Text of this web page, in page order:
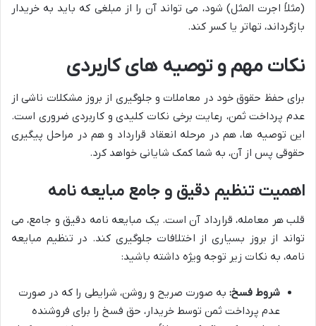
(مثلاً اجرت المثل) شود، می تواند آن را از مبلغی که باید به خریدار
بازگرداند، تهاتر یا کسر کند.
نکات مهم و توصیه های کاربردی
برای حفظ حقوق خود در معاملات و جلوگیری از بروز مشکلات ناشی از
عدم پرداخت ثمن، رعایت برخی نکات کلیدی و کاربردی ضروری است.
این توصیه ها، هم در مرحله انعقاد قرارداد و هم در مراحل پیگیری
حقوقی پس از آن، به شما کمک شایانی خواهد کرد.
اهمیت تنظیم دقیق و جامع مبایعه نامه
قلب هر معامله، قرارداد آن است. یک مبایعه نامه دقیق و جامع، می
تواند از بروز بسیاری از اختلافات جلوگیری کند. در تنظیم مبایعه
نامه، به نکات زیر توجه ویژه داشته باشید:
شروط فسخ: به صورت صریح و روشن، شرایطی را که در صورت
عدم پرداخت ثمن توسط خریدار، حق فسخ را برای فروشنده